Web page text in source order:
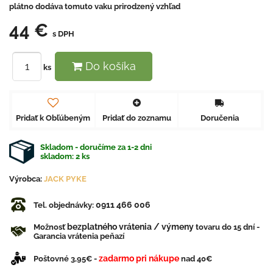
plátno dodáva tomuto vaku prirodzený vzhľad
44 € s DPH
ks Do košíka
Pridať k Obľúbeným Pridať do zoznamu Doručenia
Skladom - doručíme za 1-2 dni
skladom: 2 ks
Výrobca: JACK PYKE
Tel. objednávky: 0911 466 006
Možnosťbezplatného vrátenia / výmeny tovaru do 15 dní -
Garancia vrátenia peňazí
Poštovné 3,95€ - zadarmo pri nákupe nad 40€